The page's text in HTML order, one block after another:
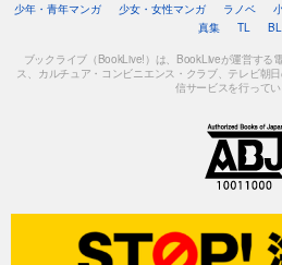
少年・青年マンガ
少女・女性マンガ ラノベ
真集
TL BL
ブックライブ（BookLive!）は、BookLiveが運営する
ス、カルチュア・コンビニエンス・クラブ、テレビ朝
信サービスを行ってい